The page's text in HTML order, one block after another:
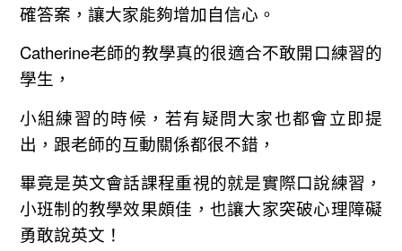
確答案，讓大家能夠增加自信心。
Catherine老師的教學真的很適合不敢開口練習的
學生，
小組練習的時候，若有疑問大家也都會立即提
出，跟老師的互動關係都很不錯，
畢竟是英文會話課程重視的就是實際口說練習，
小班制的教學效果頗佳，也讓大家突破心理障礙
勇敢說英文！